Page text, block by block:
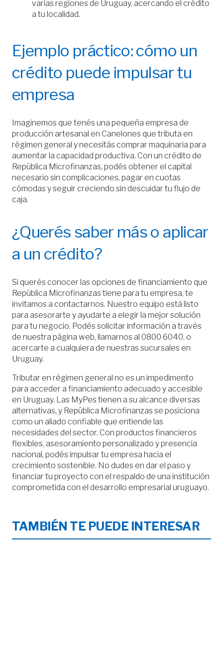
varias regiones de Uruguay, acercando el crédito
a tu localidad.
Ejemplo práctico: cómo un
crédito puede impulsar tu
empresa
Imaginemos que tenés una pequeña empresa de
producción artesanal en Canelones que tributa en
régimen general y necesitás comprar maquinaria para
aumentar la capacidad productiva. Con un crédito de
República Microfinanzas, podés obtener el capital
necesario sin complicaciones, pagar en cuotas
cómodas y seguir creciendo sin descuidar tu flujo de
caja.
¿Querés saber más o aplicar
a un crédito?
Si querés conocer las opciones de financiamiento que
República Microfinanzas tiene para tu empresa, te
invitamos a contactarnos. Nuestro equipo está listo
para asesorarte y ayudarte a elegir la mejor solución
para tu negocio. Podés solicitar información a través
de nuestra página web, llamarnos al 0800 6040, o
acercarte a cualquiera de nuestras sucursales en
Uruguay.
Tributar en régimen general no es un impedimento
para acceder a financiamiento adecuado y accesible
en Uruguay. Las MyPes tienen a su alcance diversas
alternativas, y República Microfinanzas se posiciona
como un aliado confiable que entiende las
necesidades del sector. Con productos financieros
flexibles, asesoramiento personalizado y presencia
nacional, podés impulsar tu empresa hacia el
crecimiento sostenible. No dudes en dar el paso y
financiar tu proyecto con el respaldo de una institución
comprometida con el desarrollo empresarial uruguayo.
TAMBIÉN TE PUEDE INTERESAR